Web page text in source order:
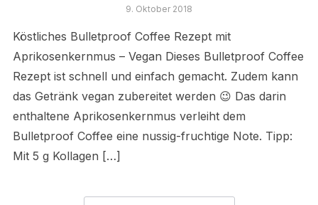
9. Oktober 2018
Köstliches Bulletproof Coffee Rezept mit
Aprikosenkernmus – Vegan Dieses Bulletproof Coffee
Rezept ist schnell und einfach gemacht. Zudem kann
das Getränk vegan zubereitet werden 😉 Das darin
enthaltene Aprikosenkernmus verleiht dem
Bulletproof Coffee eine nussig-fruchtige Note. Tipp:
Mit 5 g Kollagen […]